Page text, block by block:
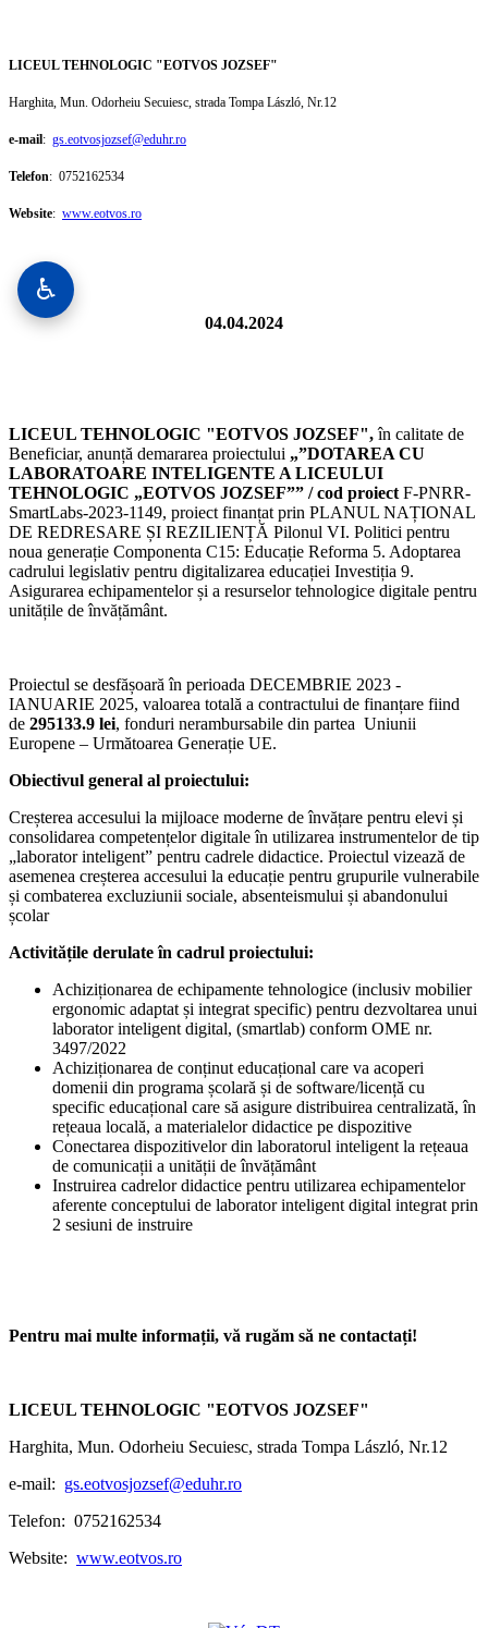
LICEUL TEHNOLOGIC "EOTVOS JOZSEF"
Harghita, Mun. Odorheiu Secuiesc, strada Tompa László, Nr.12
e-mail: gs.eotvosjozsef@eduhr.ro
Telefon: 0752162534
Website: www.eotvos.ro
04.04.2024
LICEUL TEHNOLOGIC "EOTVOS JOZSEF",în calitate de
Beneficiar, anunță demararea proiectului „”DOTAREA CU
LABORATOARE INTELIGENTE A LICEULUI
TEHNOLOGIC „EOTVOS JOZSEF”” / cod proiect F-PNRR-
SmartLabs-2023-1149, proiect finanțat prin PLANUL NAȚIONAL
DE REDRESARE ȘI REZILIENȚĂ Pilonul VI. Politici pentru
noua generație Componenta C15: Educație Reforma 5. Adoptarea
cadrului legislativ pentru digitalizarea educației Investiția 9.
Asigurarea echipamentelor și a resurselor tehnologice digitale pentru
unitățile de învățământ.
Proiectul se desfășoară în perioada DECEMBRIE 2023 -
IANUARIE 2025, valoarea totală a contractului de finanțare fiind
de 295133.9 lei, fonduri nerambursabile din partea Uniunii
Europene – Următoarea Generație UE.
Obiectivul general al proiectului:
Creșterea accesului la mijloace moderne de învățare pentru elevi și
consolidarea competențelor digitale în utilizarea instrumentelor de tip
„laborator inteligent” pentru cadrele didactice. Proiectul vizează de
asemenea creșterea accesului la educație pentru grupurile vulnerabile
și combaterea excluziunii sociale, absenteismului și abandonului
școlar
Activitățile derulate în cadrul proiectului:
Achiziționarea de echipamente tehnologice (inclusiv mobilier
ergonomic adaptat și integrat specific) pentru dezvoltarea unui
laborator inteligent digital, (smartlab) conform OME nr.
3497/2022
Achiziționarea de conținut educațional care va acoperi
domenii din programa școlară și de software/licență cu
specific educațional care să asigure distribuirea centralizată, în
rețeaua locală, a materialelor didactice pe dispozitive
Conectarea dispozitivelor din laboratorul inteligent la rețeaua
de comunicații a unității de învățământ
Instruirea cadrelor didactice pentru utilizarea echipamentelor
aferente conceptului de laborator inteligent digital integrat prin
2 sesiuni de instruire
Pentru mai multe informații, vă rugăm să ne contactați!
LICEUL TEHNOLOGIC "EOTVOS JOZSEF"
Harghita, Mun. Odorheiu Secuiesc, strada Tompa László, Nr.12
e-mail: gs.eotvosjozsef@eduhr.ro
Telefon: 0752162534
Website: www.eotvos.ro
♿